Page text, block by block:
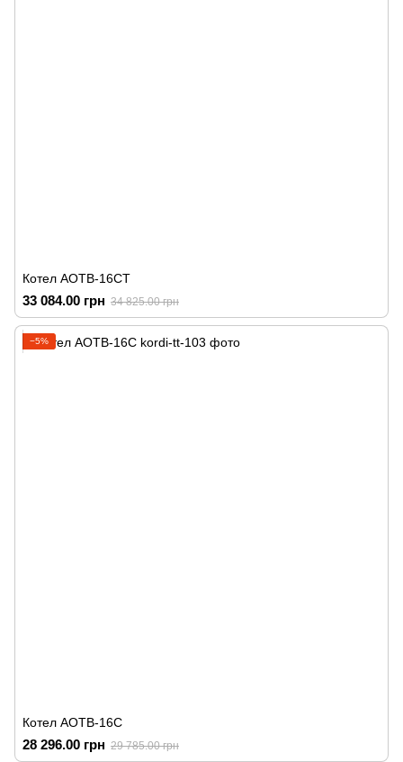
Котел АОТВ-16СТ
33 084.00 грн 34 825.00 грн
−5%
Котел АОТВ-16С
28 296.00 грн 29 785.00 грн